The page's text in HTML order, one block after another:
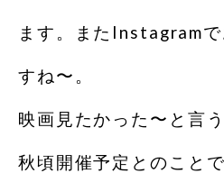
ます。またInstagram
すね〜。
映画見たかった〜と言
秋頃開催予定とのこと